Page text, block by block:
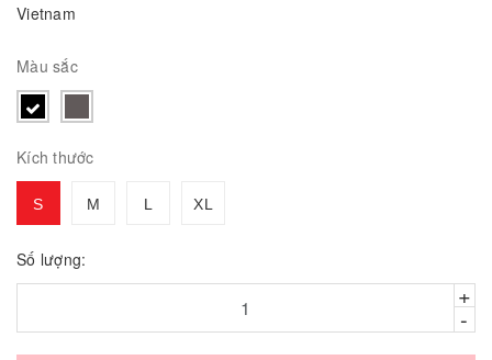
Vietnam
Màu sắc
Kích thước
S M L XL
Số lượng:
+
-